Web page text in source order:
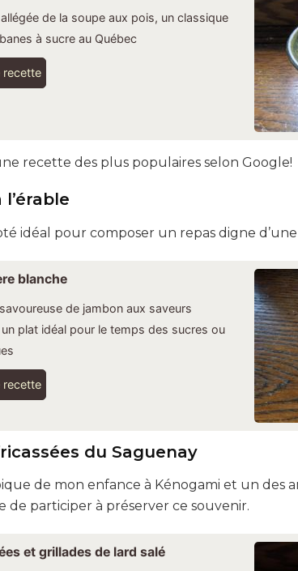
de la soupe aux pois, un classique
à sucre au Québec
recette
recette des plus populaires selon Google!
idéal pour composer un repas digne
blanche
de jambon aux saveurs
plat idéal pour le temps des sucres ou
recette
du Saguenay
de mon enfance à Kénogami et un des
de participer à préserver ce souvenir.
et grillades de lard salé